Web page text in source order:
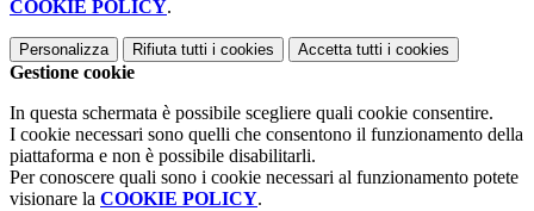
COOKIE POLICY.
Personalizza Rifiuta tutti i cookies Accetta tutti i cookies
Gestione cookie
In questa schermata è possibile scegliere quali cookie consentire.
I cookie necessari sono quelli che consentono il funzionamento della
piattaforma e non è possibile disabilitarli.
Per conoscere quali sono i cookie necessari al funzionamento potete
visionare la COOKIE POLICY.